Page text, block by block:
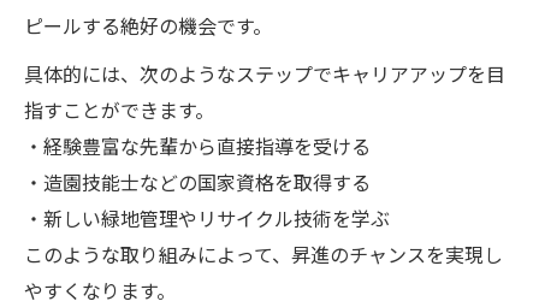
ピールする絶好の機会です。
具体的には、次のようなステップでキャリアアップを目
指すことができます。
・経験豊富な先輩から直接指導を受ける
・造園技能士などの国家資格を取得する
・新しい緑地管理やリサイクル技術を学ぶ
このような取り組みによって、昇進のチャンスを実現し
やすくなります。